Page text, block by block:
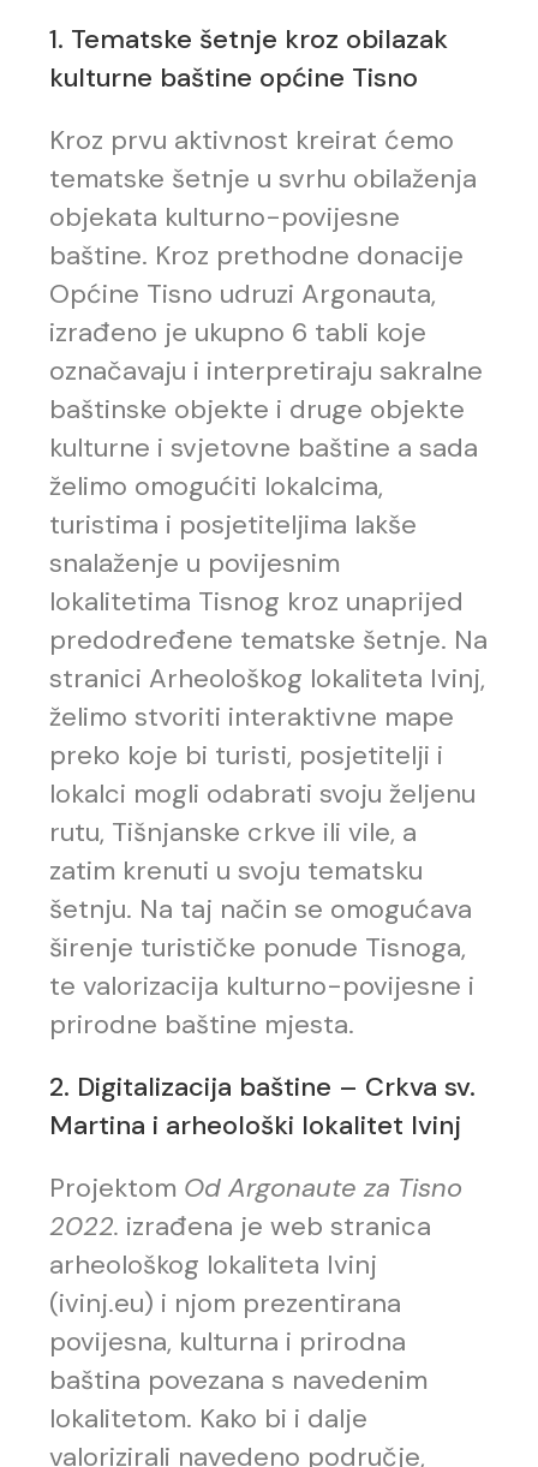
1. Tematske šetnje kroz obilazak
kulturne baštine općine Tisno
Kroz prvu aktivnost kreirat ćemo
tematske šetnje u svrhu obilaženja
objekata kulturno-povijesne
baštine. Kroz prethodne donacije
Općine Tisno udruzi Argonauta,
izrađeno je ukupno 6 tabli koje
označavaju i interpretiraju sakralne
baštinske objekte i druge objekte
kulturne i svjetovne baštine a sada
želimo omogućiti lokalcima,
turistima i posjetiteljima lakše
snalaženje u povijesnim
lokalitetima Tisnog kroz unaprijed
predodređene tematske šetnje. Na
stranici Arheološkog lokaliteta Ivinj,
želimo stvoriti interaktivne mape
preko koje bi turisti, posjetitelji i
lokalci mogli odabrati svoju željenu
rutu, Tišnjanske crkve ili vile, a
zatim krenuti u svoju tematsku
šetnju. Na taj način se omogućava
širenje turističke ponude Tisnoga,
te valorizacija kulturno-povijesne i
prirodne baštine mjesta.
2. Digitalizacija baštine – Crkva sv.
Martina i arheološki lokalitet Ivinj
Projektom Od Argonaute za Tisno
2022. izrađena je web stranica
arheološkog lokaliteta Ivinj
(ivinj.eu) i njom prezentirana
povijesna, kulturna i prirodna
baština povezana s navedenim
lokalitetom. Kako bi i dalje
valorizirali navedeno područje,